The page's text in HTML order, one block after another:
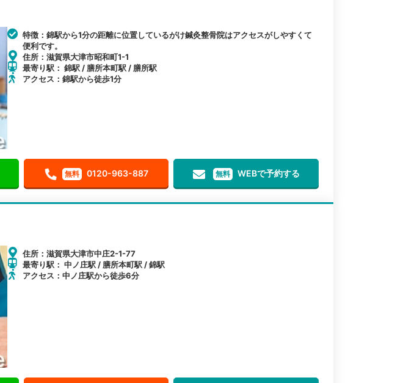
特徴：錦駅から1分の距離に位置しているがけ鍼灸整骨院はアクセスがしやすくて
便利です。
住所：滋賀県大津市昭和町1-1
最寄り駅： 錦駅 / 膳所本町駅 / 膳所駅
アクセス：錦駅から徒歩1分
無料 0120-963-887 無料 WEBで予約する
住所：滋賀県大津市中庄2-1-77
最寄り駅： 中ノ庄駅 / 膳所本町駅 / 錦駅
アクセス：中ノ庄駅から徒歩6分